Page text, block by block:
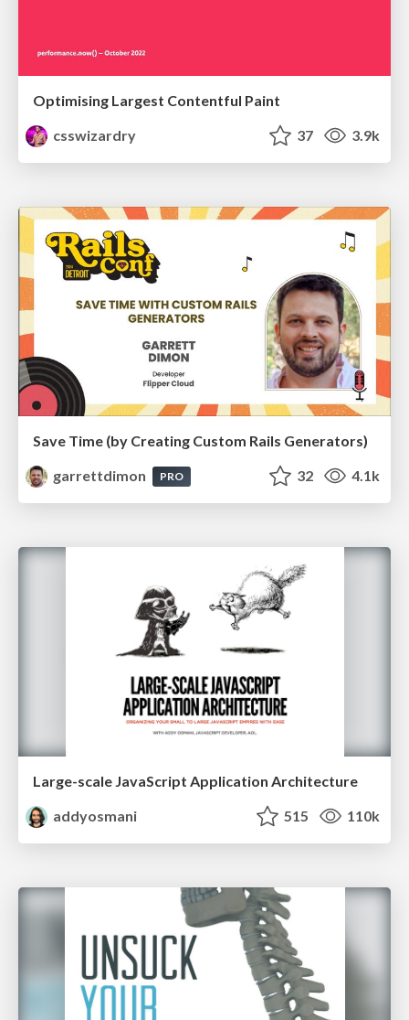
Optimising Largest Contentful Paint
csswizardry
37 3.9k
Save Time (by Creating Custom Rails Generators)
garrettdimon
PRO 32 4.1k
Large-scale JavaScript Application Architecture
addyosmani
515 110k